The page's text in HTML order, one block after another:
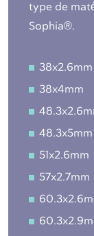
type de
Sophia®.
38x2.6mm
38x4mm
48.3x5mm
51x2.6mm
57x2.7mm